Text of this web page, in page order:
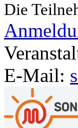
Die
E-Mail: